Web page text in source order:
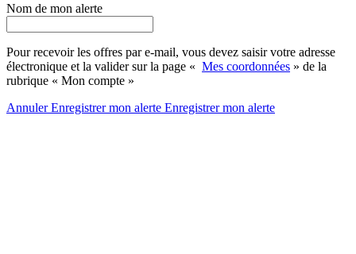
Nom de mon alerte
Pour recevoir les offres par e-mail, vous devez saisir votre adresse
électronique et la valider sur la page « Mes coordonnées » de la
rubrique « Mon compte »
AnnulerEnregistrer mon alerte Enregistrermon alerte